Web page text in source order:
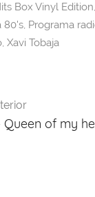
A
p
st a
m
Box Vinyl Edition,
80's, Programa
, Xavi Tobaja
Queen of my